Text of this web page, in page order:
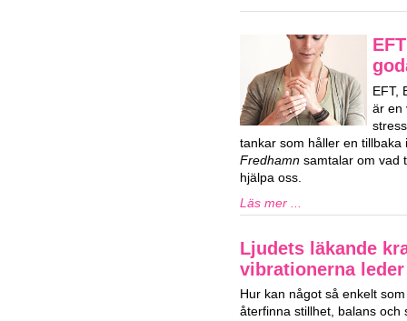
EFT,
är en
tankar som håller en tillbaka
Fredhamn samtalar om vad
hjälpa oss.
Läs mer ...
Ljudets läkande
vibrationerna
Hur kan något så enkelt
återfinna stillhet, balans och